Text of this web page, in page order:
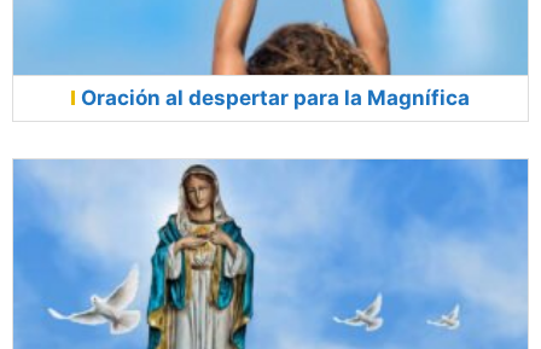
Oración al despertar para la Magnífica